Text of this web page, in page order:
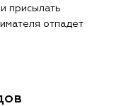
присылать
отпадет